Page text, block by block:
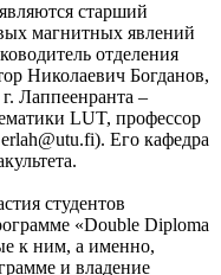
старший
магнитных явлений
отделения
Николаевич Богданов,
Лаппеенранта –
LUT, профессор
Его кафедра
студентов
«Double Diploma
к ним, а именно,
и владение